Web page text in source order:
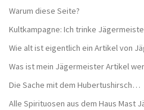
Warum diese Seite?
Kultkampagne: Ich trinke
Wie alt ist eigentlich ein Artikel von
Was ist mein Jägermeister Artikel
Die Sache mit dem Hubertushirsch…
Alle Spirituosen aus dem Haus Mast